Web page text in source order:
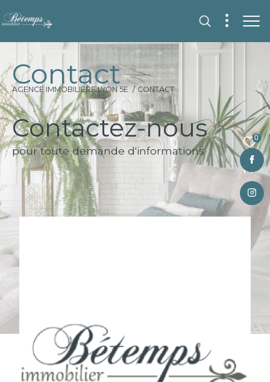
Fr
0
Contact
AGENCE IMMOBILIÈRE LYON 5E CONTACT
Contactez-nous
pour toute demande d'informations